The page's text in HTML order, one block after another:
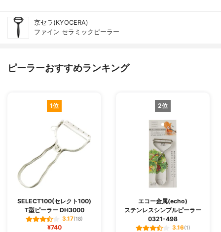
京セラ(KYOCERA)
ファイン セラミックピーラー
ピーラーおすすめランキング
1位
SELECT100(セレクト100)
T型ピーラー DH3000
3.17(18)
¥740
2位
エコー金属(echo)
ステンレスシンプルピーラー
0321-498
3.16(1)